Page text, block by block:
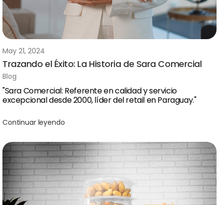
May 21, 2024
Trazando el Éxito: La Historia de Sara Comercial
Blog
"Sara Comercial: Referente en calidad y servicio
excepcional desde 2000, líder del retail en Paraguay."
Continuar leyendo